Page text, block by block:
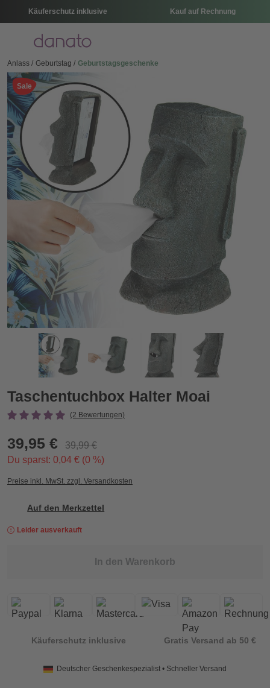
Käuferschutz inklusive Kauf auf Rechnung
Menü
Anlass Geburtstag Geburtstagsgeschenke
Sale
Taschentuchbox Halter Moai
Taschentuchbox Halter Moai
(2 Bewertungen)
39,95 €
39,99 €
Du sparst: 0,04 € (0 %)
Preise inkl. MwSt. zzgl. Versandkosten
Auf den Merkzettel
Leider ausverkauft
In den Warenkorb
Käuferschutz inklusive Gratis Versand ab 50 €
Deutscher Geschenkespezialist • Schneller Versand